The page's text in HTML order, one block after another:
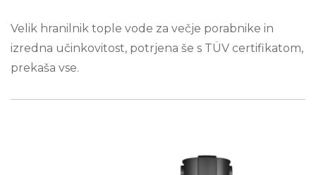
Velik hranilnik tople vode za večje porabnike in
izredna učinkovitost, potrjena še s TÜV certifikatom,
prekaša vse.